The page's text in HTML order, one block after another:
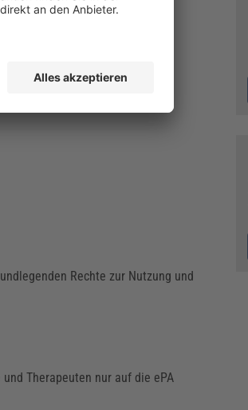
Rechte zur Nutzung und
Therapeuten nur auf die ePA